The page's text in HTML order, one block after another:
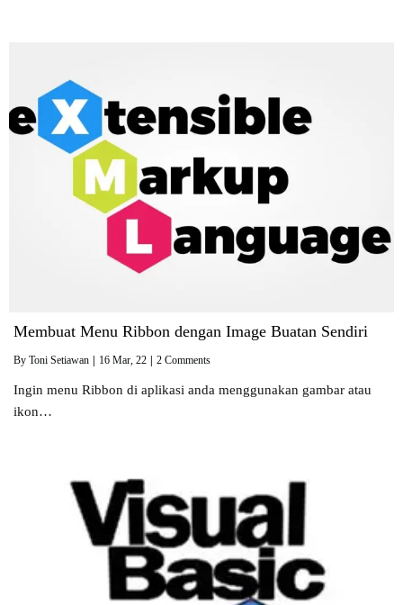
Membuat Menu Ribbon dengan Image Buatan Sendiri
By Toni Setiawan | 16 Mar, 22 | 2 Comments
Ingin menu Ribbon di aplikasi anda menggunakan gambar atau
ikon…